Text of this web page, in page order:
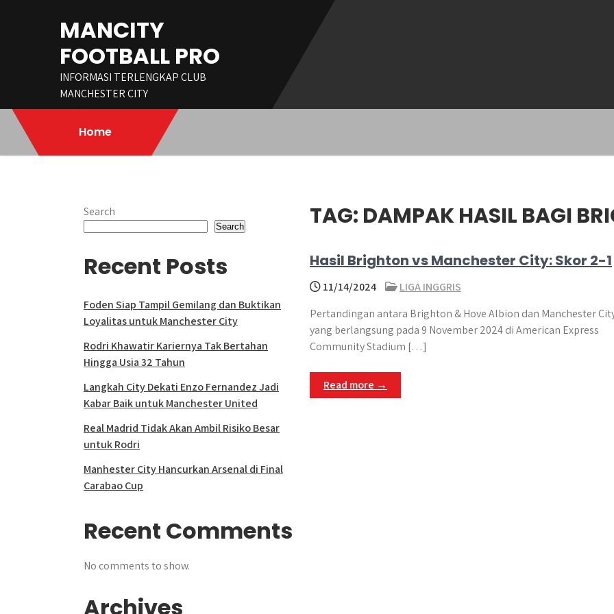
MANCITY
FOOTBALL PRO
INFORMASI TERLENGKAP CLUB
MANCHESTER CITY
Home
TAG: DAMPAK HASIL BAGI
Hasil Brighton vs Manchester City: Skor 2-1
11/14/2024
LIGA INGGRIS
Pertandingan antara Brighton & Hove Albion dan Manchester
yang berlangsung pada 9 November 2024 di American Express
Community Stadium […]
Read more →
Search
Search
Recent Posts
Foden Siap Tampil Gemilang dan Buktikan
Loyalitas untuk Manchester City
Rodri Khawatir Kariernya Tak Bertahan
Hingga Usia 32 Tahun
Langkah City Dekati Enzo Fernandez Jadi
Kabar Baik untuk Manchester United
Real Madrid Tidak Akan Ambil Risiko Besar
untuk Rodri
Manhester City Hancurkan Arsenal di Final
Carabao Cup
Recent Comments
No comments to show.
Archives